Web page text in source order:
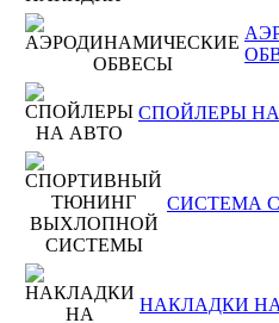
СПОЙЛЕРЫ
СИСТЕМА
НАКЛАДКИ